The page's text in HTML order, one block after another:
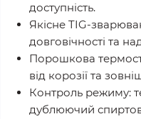
доступність.
Якісне TIG-
довговічності та
Порошкова
від корозії та
Контроль режиму:
дублюючий